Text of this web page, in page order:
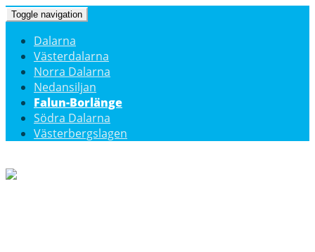
Toggle navigation
Dalarna
Västerdalarna
Norra Dalarna
Nedansiljan
Falun-Borlänge
Södra Dalarna
Västerbergslagen